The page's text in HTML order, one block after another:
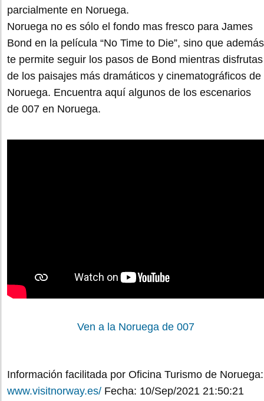
parcialmente en Noruega.
Noruega no es sólo el fondo mas fresco para James
Bond en la película “No Time to Die”, sino que además
te permite seguir los pasos de Bond mientras disfrutas
de los paisajes más dramáticos y cinematográficos de
Noruega. Encuentra aquí algunos de los escenarios
de 007 en Noruega.
Ven a la Noruega de 007
Información facilitada por Oficina Turismo de Noruega:
www.visitnorway.es/ Fecha: 10/Sep/2021 21:50:21